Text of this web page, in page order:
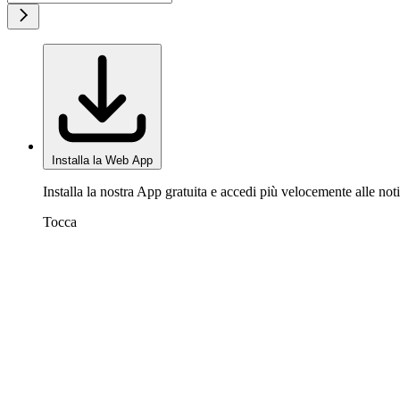
Installa la Web App
Installa la nostra App gratuita e accedi più velocemente alle
Tocca